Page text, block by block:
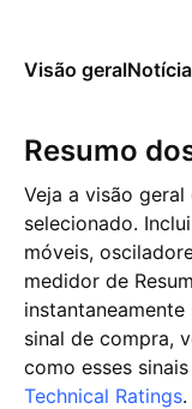
Visão geral
Resumo
Veja a visão
selecionado.
móveis,
medidor de
sinal de compra,
como esses
Technical Ratings.